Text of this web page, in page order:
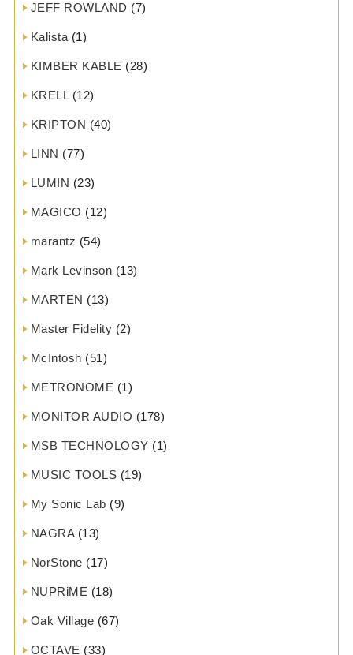
JEFF ROWLAND (7)
Kalista (1)
KIMBER KABLE (28)
KRELL(12)
KRIPTON (40)
LINN (77)
LUMIN (23)
MAGICO (12)
marantz (54)
Mark Levinson (13)
MARTEN (13)
Master Fidelity (2)
McIntosh (51)
METRONOME (1)
MONITOR AUDIO (178)
MSB TECHNOLOGY (1)
MUSIC TOOLS (19)
My Sonic Lab (9)
NAGRA(13)
NorStone (17)
NUPRiME (18)
Oak Village (67)
OCTAVE (33)